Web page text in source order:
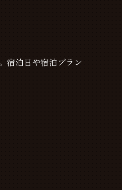
宿泊日や宿泊プラン